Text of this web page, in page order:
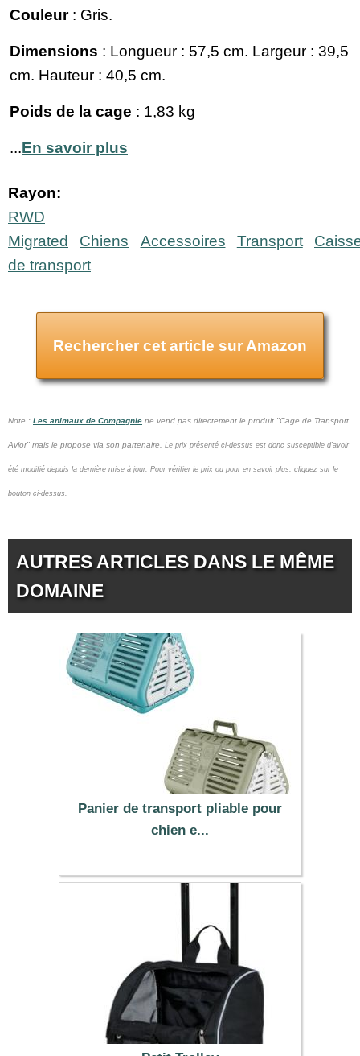
Couleur: Gris.
Dimensions : Longueur : 57,5 cm. Largeur : 39,5
cm. Hauteur : 40,5 cm.
Poids de la cage : 1,83 kg
...En savoir plus
Rayon:
RWD
Migrated
Chiens Accessoires Transport
de transport
Rechercher cet article sur Amazon
Note : Les animaux de Compagnie ne vend pas directement le produit "Cage de Transport
Avior" mais le propose via son partenaire. Le prix présenté ci-dessus est donc susceptible d'avoir
été modifié depuis la dernière mise à jour. Pour vérifier le prix ou pour en savoir plus, cliquez sur le
bouton ci-dessus.
AUTRES ARTICLES DANS LE MÊME
DOMAINE
Panier de transport pliable pour
chien e...
28.95 €